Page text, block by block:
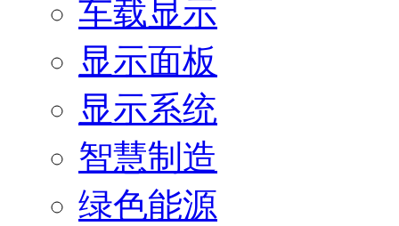
车载显示
显示面板
显示系统
智慧制造
绿色能源